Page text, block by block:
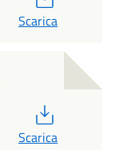
Scarica
Scarica